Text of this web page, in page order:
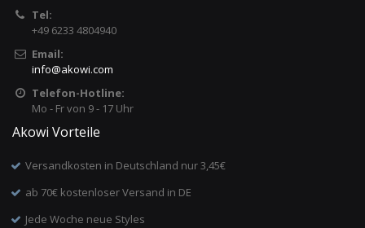
Tel:
+49 6233 4804940
Email:
info@akowi.com
Telefon-Hotline:
Mo - Fr von 9 - 17 Uhr
Akowi Vorteile
Versandkosten in Deutschland nur 3,45€
ab 70€ kostenloser Versand in DE
Jede Woche neue Styles